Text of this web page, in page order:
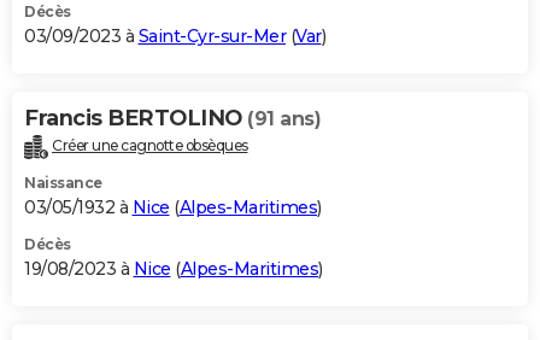
Décès
03/09/2023 à Saint-Cyr-sur-Mer(Var)
Francis BERTOLINO (91 ans)
Créer une cagnotte obsèques
Naissance
03/05/1932 à Nice (Alpes-Maritimes)
Décès
19/08/2023 à Nice (Alpes-Maritimes)